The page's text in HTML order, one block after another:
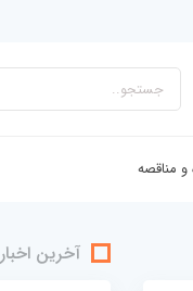
و مناقصه
آخرین اخبار